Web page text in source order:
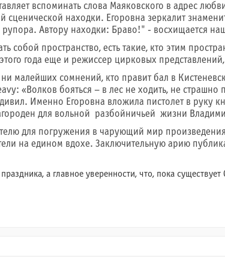
вспоминать слова Маяковского в адрес
сценической находки. Егоровна зеркалит
Автору находки: Браво!" - восхищается
собой пространство, есть такие, кто этим
года еще и режиссер цирковых
малейших сомнений, кто правит бал в
«Волков бояться – в лес не ходить, не
Именно Егоровна вложила пистолет в руку
для вольной разбойничьей жизни
для погружения в чарующий мир
на едином вдохе. Заключительную арию
а главное уверенности, что, пока